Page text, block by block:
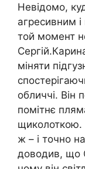
Невідомо,
агресивним
той момент
міняти
обличчі. Він
помітнє
щиколоткою.
ж – і точно
доводив, що